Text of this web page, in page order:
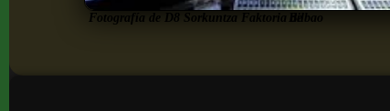
Fotografía de D8 Sorkuntza Faktoria deBilbao